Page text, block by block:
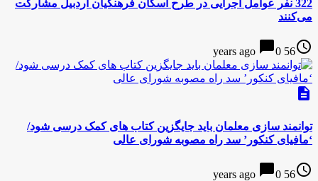
322 نفر عوامل اجرایی در طرح اسکان فرهنگیان اردبیل مشارکت
می‌کنند
access_time
56 years ago
chat_bubble0
description
توانمند سازی معلمان باید جایگزین کتاب های کمک درسی شود/
‘مافیای کنکور’ سد راه مصوبه شورای عالی
access_time
56 years ago
chat_bubble0